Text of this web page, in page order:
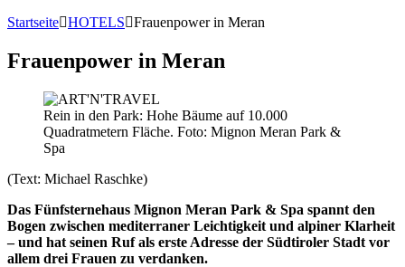
Startseite HOTELS Frauenpower in Meran
Frauenpower in Meran
Rein in den Park: Hohe Bäume auf 10.000
Quadratmetern Fläche. Foto: Mignon Meran Park &
Spa
(Text: Michael Raschke)
Das Fünfsternehaus Mignon Meran Park & Spa spannt den
Bogen zwischen mediterraner Leichtigkeit und alpiner Klarheit
– und hat seinen Ruf als erste Adresse der Südtiroler Stadt vor
allem drei Frauen zu verdanken.